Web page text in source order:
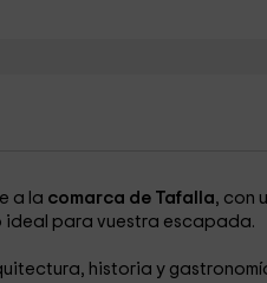
a la comarca de Tafalla, con
ideal para vuestra escapada.
historia y